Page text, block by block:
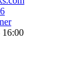
16:00